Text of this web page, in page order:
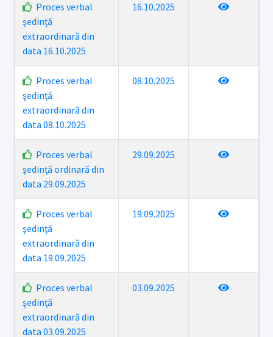
Proces verbal
şedinţă
extraordinară din
data 16.10.2025
16.10.2025
Proces verbal
şedinţă
extraordinară din
data 08.10.2025
08.10.2025
Proces verbal
şedinţă ordinară din
data 29.09.2025
29.09.2025
Proces verbal
şedinţă
extraordinară din
data 19.09.2025
19.09.2025
Proces verbal
şedinţă
extraordinară din
data 03.09.2025
03.09.2025